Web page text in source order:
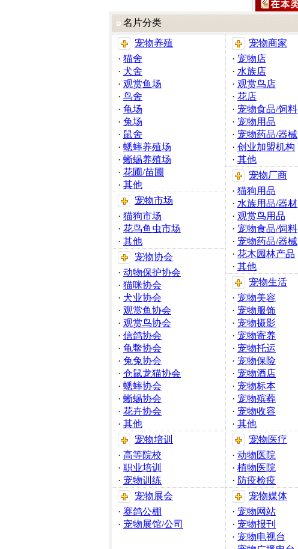
名片分类
宠物养殖
· 猫舍
· 犬舍
· 观赏鱼场
· 鸟舍
· 龟场
· 兔场
· 鼠舍
· 蟋蟀养殖场
· 蜥蜴养殖场
· 花圃/苗圃
· 其他
宠物市场
· 猫狗市场
· 花鸟鱼虫市场
· 其他
宠物协会
· 动物保护协会
· 猫咪协会
· 犬业协会
· 观赏鱼协会
· 观赏鸟协会
· 信鸽协会
· 龟鳖协会
· 兔兔协会
· 仓鼠龙猫协会
· 蟋蟀协会
· 蜥蜴协会
· 花卉协会
· 其他
宠物培训
· 高等院校
· 职业培训
· 宠物训练
宠物展会
· 赛鸽公棚
· 宠物展馆/公司
宠物商家
· 宠物店
· 水族店
· 观赏鸟店
· 花店
· 宠物食品/饲料
· 宠物用品
· 宠物药品/器械
· 创业加盟机构
· 其他
宠物厂商
· 猫狗用品
· 水族用品/器材
· 观赏鸟用品
· 宠物食品/饲料
· 宠物药品/器械
· 花木园林产品
· 其他
宠物生活
· 宠物美容
· 宠物服饰
· 宠物摄影
· 宠物寄养
· 宠物托运
· 宠物保险
· 宠物酒店
· 宠物标本
· 宠物殡葬
· 宠物收容
· 其他
宠物医疗
· 动物医院
· 植物医院
· 防疫检疫
宠物媒体
· 宠物网站
· 宠物报刊
· 宠物电视台